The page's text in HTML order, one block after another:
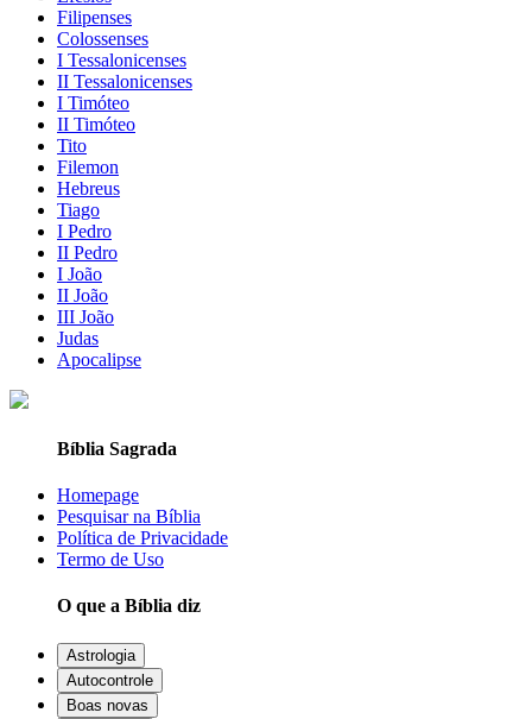
Filipenses
Colossenses
I Tessalonicenses
II Tessalonicenses
I Timóteo
II Timóteo
Tito
Filemon
Hebreus
Tiago
I Pedro
II Pedro
I João
II João
III João
Judas
Apocalipse
Bíblia Sagrada
Homepage
Pesquisar na Bíblia
Política de Privacidade
Termo de Uso
O que a Bíblia diz
Astrologia
Autocontrole
Boas novas